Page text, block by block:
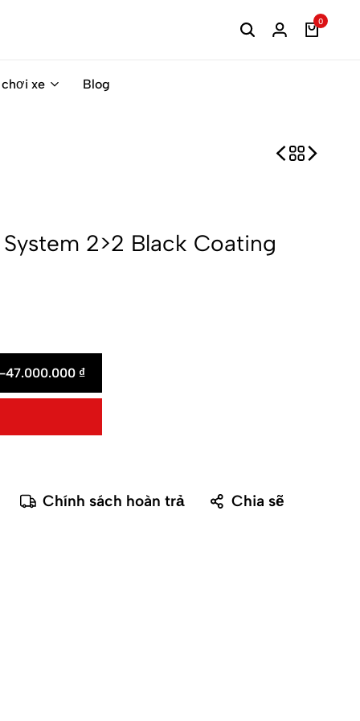
0
xe Blog
2>2 Black Coating
-47.000.000 ₫
Chính sách hoàn trả Chia sẽ